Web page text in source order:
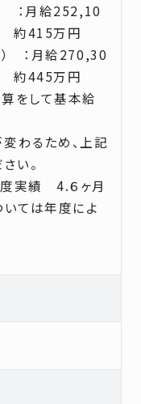
：月給252,10
約415万円
：月給270,30
約445万円
をして基本給
わるため、上記
い。
度実績4.６ヶ月
いては年度によ